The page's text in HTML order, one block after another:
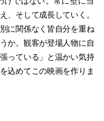
、そして成長していく。
に関係なく皆自分を重ね
か。観客が登場人物に自
っている」と温かい気持
込めてこの映画を作りま